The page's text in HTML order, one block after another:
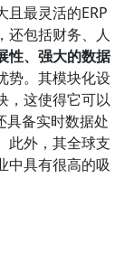
且最灵活的ERP
还包括财务、人
性、强大的数据
势。其模块化设
，这使得它可以
具备实时数据处
此外，其全球支
中具有很高的吸